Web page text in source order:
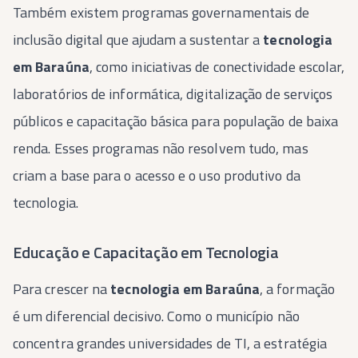
Também existem programas governamentais de
inclusão digital que ajudam a sustentar atecnologia
em Baraúna, como iniciativas de conectividade escolar,
laboratórios de informática, digitalização de serviços
públicos e capacitação básica para população de baixa
renda. Esses programas não resolvem tudo, mas
criam a base para o acesso e o uso produtivo da
tecnologia.
Educação e Capacitação em Tecnologia
Para crescer natecnologia em Baraúna, a formação
é um diferencial decisivo. Como o município não
concentra grandes universidades de TI, a estratégia